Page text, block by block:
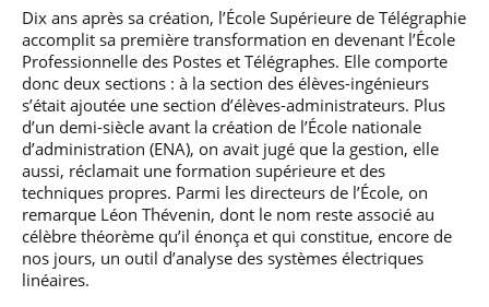
Dix ans après sa création, l’École Supérieure de Télégraphie
accomplit sa première transformation en devenant l’École
Professionnelle des Postes et Télégraphes. Elle comporte
donc deux sections : à la section des élèves-ingénieurs
s’était ajoutée une section d’élèves-administrateurs. Plus
d’un demi-siècle avant la création de l’École nationale
d’administration (ENA), on avait jugé que la gestion, elle
aussi, réclamait une formation supérieure et des
techniques propres. Parmi les directeurs de l’École, on
remarque Léon Thévenin, dont le nom reste associé au
célèbre théorème qu’il énonça et qui constitue, encore de
nos jours, un outil d’analyse des systèmes électriques
linéaires.